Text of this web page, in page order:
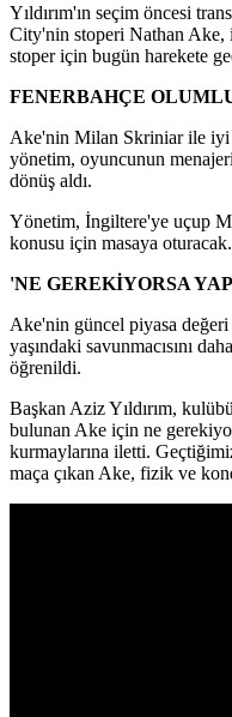
Yıldırım'ın seçim öncesi
City'nin stoperi Nathan Ake,
stoper için bugün harekete
FENERBAHÇE
Ake'nin Milan Skriniar ile iyi
yönetim, oyuncunun
dönüş aldı.
Yönetim, İngiltere'ye uçup
konusu için masaya oturacak.
'NE GEREKİYORSA
Ake'nin güncel piyasa
yaşındaki savunmacısını
öğrenildi.
Başkan Aziz Yıldırım,
bulunan Ake için ne
kurmaylarına iletti.
maça çıkan Ake, fizik ve